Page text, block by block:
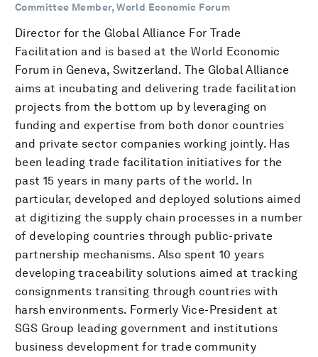
Committee Member, World Economic Forum
Director for the Global Alliance For Trade
Facilitation and is based at the World Economic
Forum in Geneva, Switzerland. The Global Alliance
aims at incubating and delivering trade facilitation
projects from the bottom up by leveraging on
funding and expertise from both donor countries
and private sector companies working jointly. Has
been leading trade facilitation initiatives for the
past 15 years in many parts of the world. In
particular, developed and deployed solutions aimed
at digitizing the supply chain processes in a number
of developing countries through public-private
partnership mechanisms. Also spent 10 years
developing traceability solutions aimed at tracking
consignments transiting through countries with
harsh environments. Formerly Vice-President at
SGS Group leading government and institutions
business development for trade community